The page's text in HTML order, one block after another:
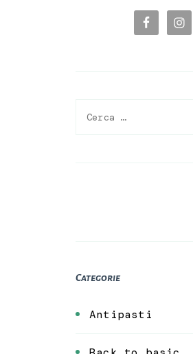
Ricerca
Categorie
Antipasti